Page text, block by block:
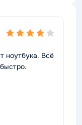
ноутбука. Всё